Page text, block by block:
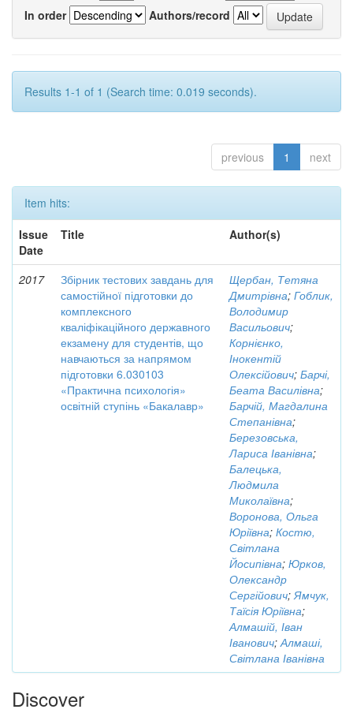
In order
Authors/record
Results 1-1 of 1 (Search time: 0.019 seconds).
previous 1 next
Item hits:
Issue
Date
Title Author(s)
2017
Збірник тестових завдань для
самостійної підготовки до
комплексного
кваліфікаційного державного
екзамену для студентів, що
навчаються за напрямом
підготовки 6.030103
«Практична психологія»
освітній ступінь «Бакалавр»
Щербан, Тетяна
Дмитрівна; Гоблик,
Володимир
Васильович;
Корнієнко,
Інокентій
Олексійович; Барчі,
Беата Василівна;
Барчій, Магдалина
Степанівна;
Березовська,
Лариса Іванівна;
Балецька,
Людмила
Миколаївна;
Воронова, Ольга
Юріївна; Костю,
Світлана
Йосипівна; Юрков,
Олександр
Сергійович;Ямчук,
Таїсія Юріївна;
Алмашій, Іван
Іванович;Алмаші,
Світлана Іванівна
Discover